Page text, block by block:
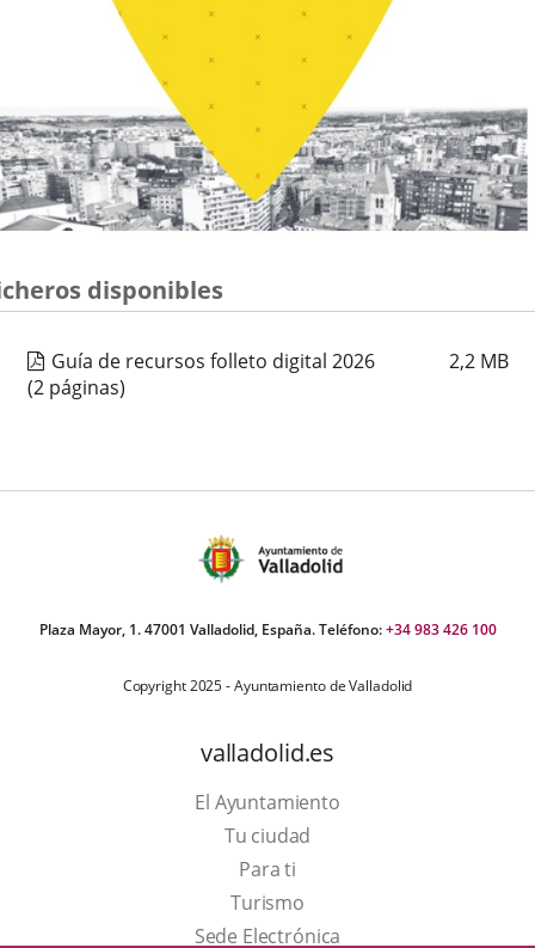
disponibles
Guía de recursos folleto digital 2026 2,2 MB
(2 páginas)
Plaza Mayor, 1. 47001 Valladolid, España. Teléfono:+34 983 426 100
Copyright 2025 - Ayuntamiento de Valladolid
valladolid.es
El Ayuntamiento
Tu ciudad
Para ti
TurismoEste
enlace
Sede Electrónica